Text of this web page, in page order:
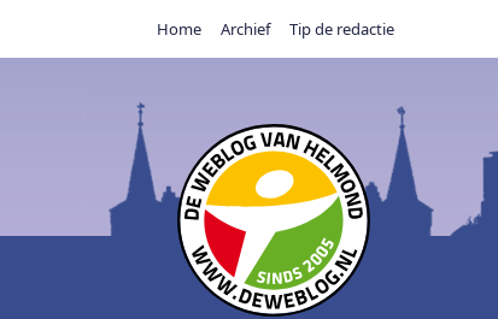
Home Archief Tip de redactie